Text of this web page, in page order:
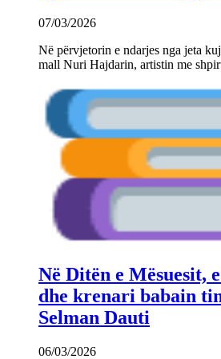
07/03/2026
Në përvjetorin e ndarjes nga jeta
mall Nuri Hajdarin, artistin me
Në Ditën e Mësuesit,
dhe krenari babain
Selman Dauti
06/03/2026